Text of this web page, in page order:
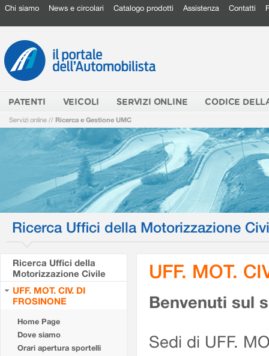
Chi siamo News e circolari Catalogo prodotti Assistenza Contatti
PATENTI VEICOLI SERVIZI ONLINE CODICE
Servizi online // Ricerca e Gestione UMC
Ricerca Uffici della Motorizzazione
Ricerca Uffici della
Motorizzazione Civile
UFF. MOT. CIV. DI
FROSINONE
Home Page
Dove siamo
Orari apertura sportelli
UFF. MOT.
Benvenuti sul
Sedi di UFF.